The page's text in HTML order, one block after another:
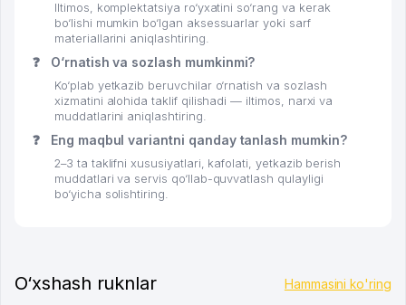
Iltimos, komplektatsiya ro‘yxatini so‘rang va kerak
bo‘lishi mumkin bo‘lgan aksessuarlar yoki sarf
materiallarini aniqlashtiring.
❓ O‘rnatish va sozlash mumkinmi?
Ko‘plab yetkazib beruvchilar o‘rnatish va sozlash
xizmatini alohida taklif qilishadi — iltimos, narxi va
muddatlarini aniqlashtiring.
❓ Eng maqbul variantni qanday tanlash mumkin?
2–3 ta taklifni xususiyatlari, kafolati, yetkazib berish
muddatlari va servis qo‘llab-quvvatlash qulayligi
bo‘yicha solishtiring.
O‘xshash ruknlar Hammasini ko'ring